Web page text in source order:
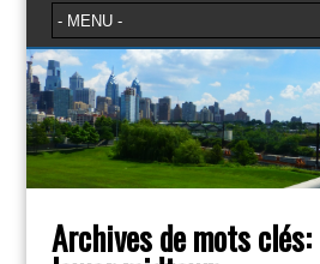
Archives de mots clés: